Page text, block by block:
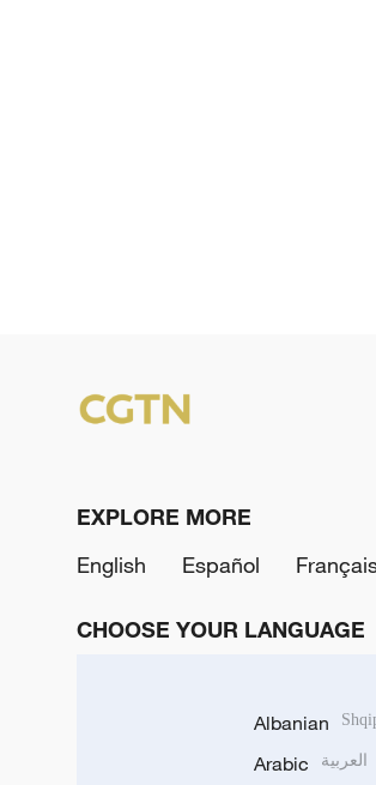
EXPLORE MORE
English
Español
CHOOSE YOUR LANGUAGE
Albanian
Arabic العربية